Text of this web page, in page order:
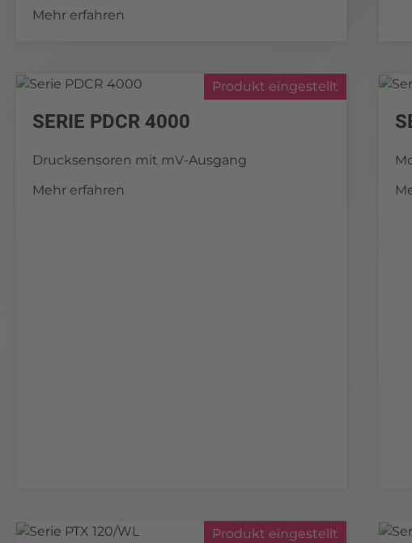
Mehr erfahren
Produkt eingestellt
SERIE PDCR 4000
Drucksensoren mit mV-Ausgang
Mehr erfahren
Produkt eingestellt